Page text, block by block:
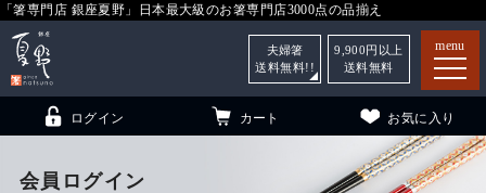
「箸専門店 銀座夏野」日本最大級のお箸専門店3000点の品揃え
menu
ログイン カート お気に入り
夫婦箸
送料無料!!
9,900 円以上
送料無料
会員ログイン